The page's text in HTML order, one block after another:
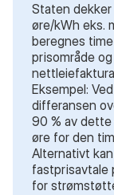
Staten
øre/kWh eks.
beregnes
prisområde
Eksempel:
differansen
90 % av
øre for den
Alternativt
fastprisavtale
for